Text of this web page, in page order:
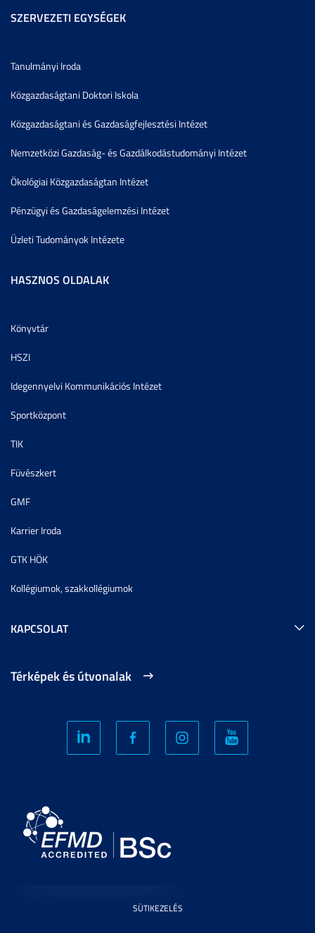
SZERVEZETI EGYSÉGEK
Tanulmányi Iroda
Közgazdaságtani Doktori Iskola
Közgazdaságtani és Gazdaságfejlesztési Intézet
Nemzetközi Gazdaság- és Gazdálkodástudományi Intézet
Ökológiai Közgazdaságtan Intézet
Pénzügyi és Gazdaságelemzési Intézet
Üzleti Tudományok Intézete
HASZNOS OLDALAK
Könyvtár
HSZI
Idegennyelvi Kommunikációs Intézet
Sportközpont
TIK
Füvészkert
GMF
Karrier Iroda
GTK HÖK
Kollégiumok, szakkollégiumok
KAPCSOLAT
Térképek és útvonalak
SÜTIKEZELÉS